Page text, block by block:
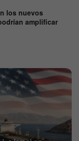
los nuevos
amplificar